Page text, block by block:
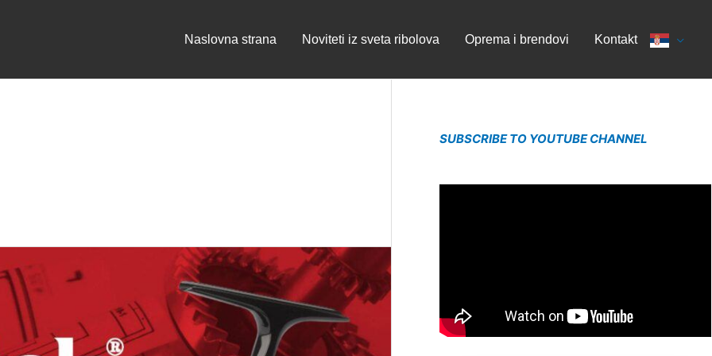
Naslovna strana Noviteti iz sveta ribolova Oprema i brendovi Kontakt
SUBSCRIBE TO YOUTUBE CHANNEL